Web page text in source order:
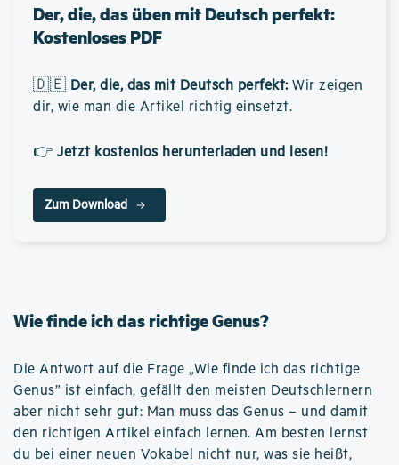
Der, die, das üben mit Deutsch perfekt:
Kostenloses PDF
🇩🇪 Der, die, das mit Deutsch perfekt: Wir zeigen
dir, wie man die Artikel richtig einsetzt.
👉 Jetzt kostenlos herunterladen und lesen!
Zum Download
Wie finde ich das richtige Genus?
Die Antwort auf die Frage „Wie finde ich das richtige
Genus” ist einfach, gefällt den meisten Deutschlernern
aber nicht sehr gut: Man muss das Genus – und damit
den richtigen Artikel einfach lernen. Am besten lernst
du bei einer neuen Vokabel nicht nur, was sie heißt,